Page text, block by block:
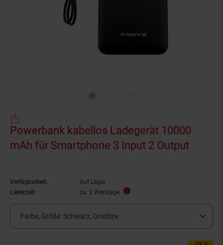
Powerbank kabellos Ladegerät 10000
mAh für Smartphone 3 Input 2 Output
Verfügbarkeit:
Auf Lager
Lieferzeit:
ca. 2 Werktage
Farbe, Größe: Schwarz, OneSize